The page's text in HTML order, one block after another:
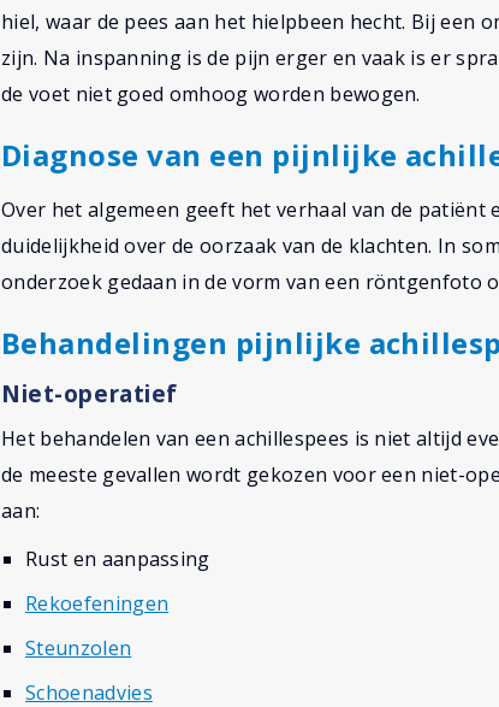
hiel, waar de pees aan het hielpbeen hecht. Bij een
zijn. Na inspanning is de pijn erger en vaak is er
de voet niet goed omhoog worden bewogen.
Diagnose van een pijnlijke
Over het algemeen geeft het verhaal van de patiënt
duidelijkheid over de oorzaak van de klachten. In
onderzoek gedaan in de vorm van een röntgenfoto
Behandelingen pijnlijke
Niet-operatief
Het behandelen van een achillespees is niet altijd
de meeste gevallen wordt gekozen voor een niet-
aan:
Rust en aanpassing
Rekoefeningen
Steunzolen
Schoenadvies